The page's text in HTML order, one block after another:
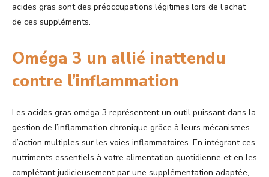
acides gras sont des préoccupations légitimes lors de l’achat
de ces suppléments.
Oméga 3 un allié inattendu
contre l’inflammation
Les acides gras oméga 3 représentent un outil puissant dans la
gestion de l’inflammation chronique grâce à leurs mécanismes
d’action multiples sur les voies inflammatoires. En intégrant ces
nutriments essentiels à votre alimentation quotidienne et en les
complétant judicieusement par une supplémentation adaptée,